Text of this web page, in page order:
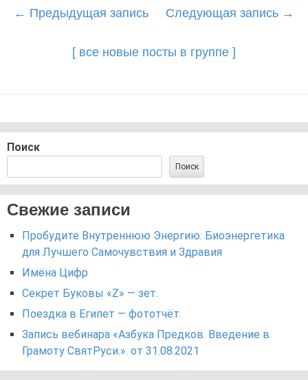
Post
← Предыдущая запись Следующая запись →
[ все новые посты в группе ]
Поиск
Поиск
Свежие записи
Пробудите Внутреннюю Энергию: Биоэнергетика
для Лучшего Самочувствия и Здравия
Имёна Цифр
Секрет Буковы «Z» — зет.
Поездка в Египет — фототчёт.
Запись вебинара «Азбука Предков. Введение в
Грамоту СвятРуси.». от 31.08.2021